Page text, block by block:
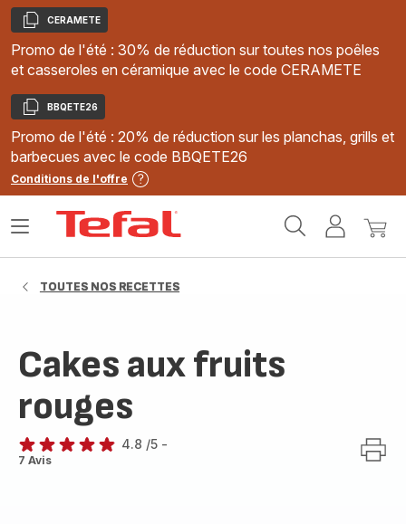
Copier
CERAMETE
Promo de l'été : 30% de réduction sur toutes nos poêles
et casseroles en céramique avec le code CERAMETE
Copier
BBQETE26
Promo de l'été : 20% de réduction sur les planchas, grills et
barbecues avec le code BBQETE26
Conditions de l'offre
MonMon
Ouvrir
TOUTES NOS RECETTES
Cakes aux fruits
rouges
ratings.4.8
4.8 /5 -
7 Avis